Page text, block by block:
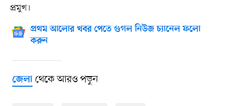
প্রমুখ।
প্রথম আলোর খবর পেতে গুগল নিউজ চ্যানেল ফলো
করুন
জেলাথেকে আরও পড়ুন